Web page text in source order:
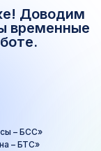
Доводим
временные
– БСС»
– БТС»